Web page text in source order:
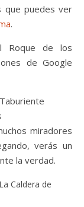
que puedes ver
.
Roque de los
de Google
miradores
verás un
la verdad.
Caldera de